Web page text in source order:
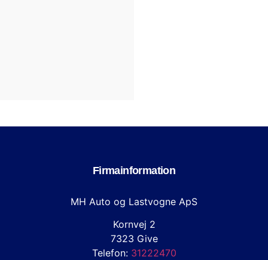
Firmainformation
MH Auto og Lastvogne ApS
Kornvej 2
7323 Give
Telefon: 31222470